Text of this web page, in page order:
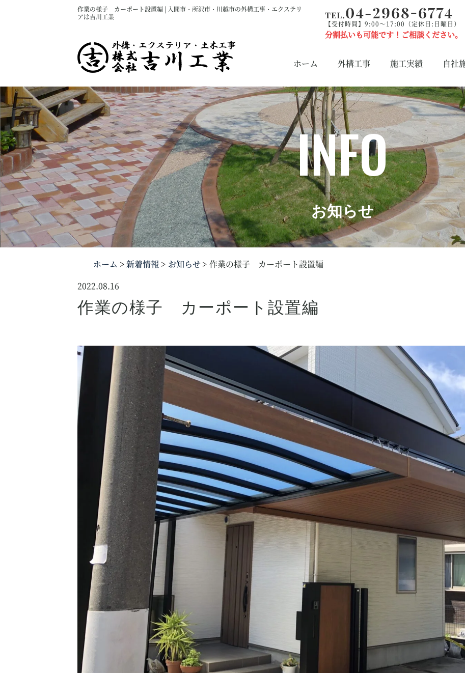
作業の様子 カーポート設置編 | 入間市・所沢市・川越市の外構工事・エクステリ
アは吉川工業
【受付時間】9:00～17:00（定休日:日曜日）
分割払いも可能です！ご相談ください。
ホーム 外構工事 施工実績 自社
INFO
お知らせ
ホーム 新着情報 お知らせ
作業の様子 カーポート設置編
2022.08.16
作業の様子 カーポート設置編